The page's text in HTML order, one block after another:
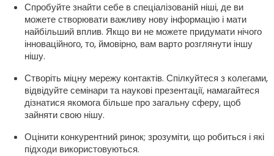
Спробуйте знайти себе в спеціалізованій ніші, де ви
можете створювати важливу нову інформацію і мати
найбільший вплив. Якщо ви не можете придумати нічого
інноваційного, то, ймовірно, вам варто розглянути іншу
нішу.
Створіть міцну мережу контактів. Спілкуйтеся з колегами,
відвідуйте семінари та наукові презентації, намагайтеся
дізнатися якомога більше про загальну сферу, щоб
зайняти свою нішу.
Оцінити конкурентний ринок; зрозуміти, що робиться і які
підходи використовуються.